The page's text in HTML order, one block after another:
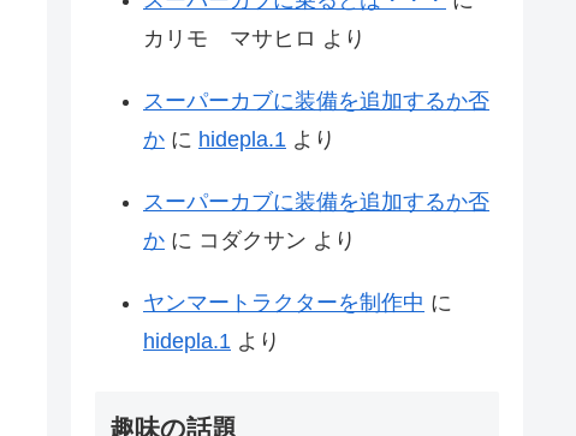
カリモ マサヒロ より
スーパーカブに装備を追加するか否
か に hidepla.1 より
スーパーカブに装備を追加するか否
か に コダクサン より
ヤンマートラクターを制作中 に
hidepla.1 より
趣味の話題